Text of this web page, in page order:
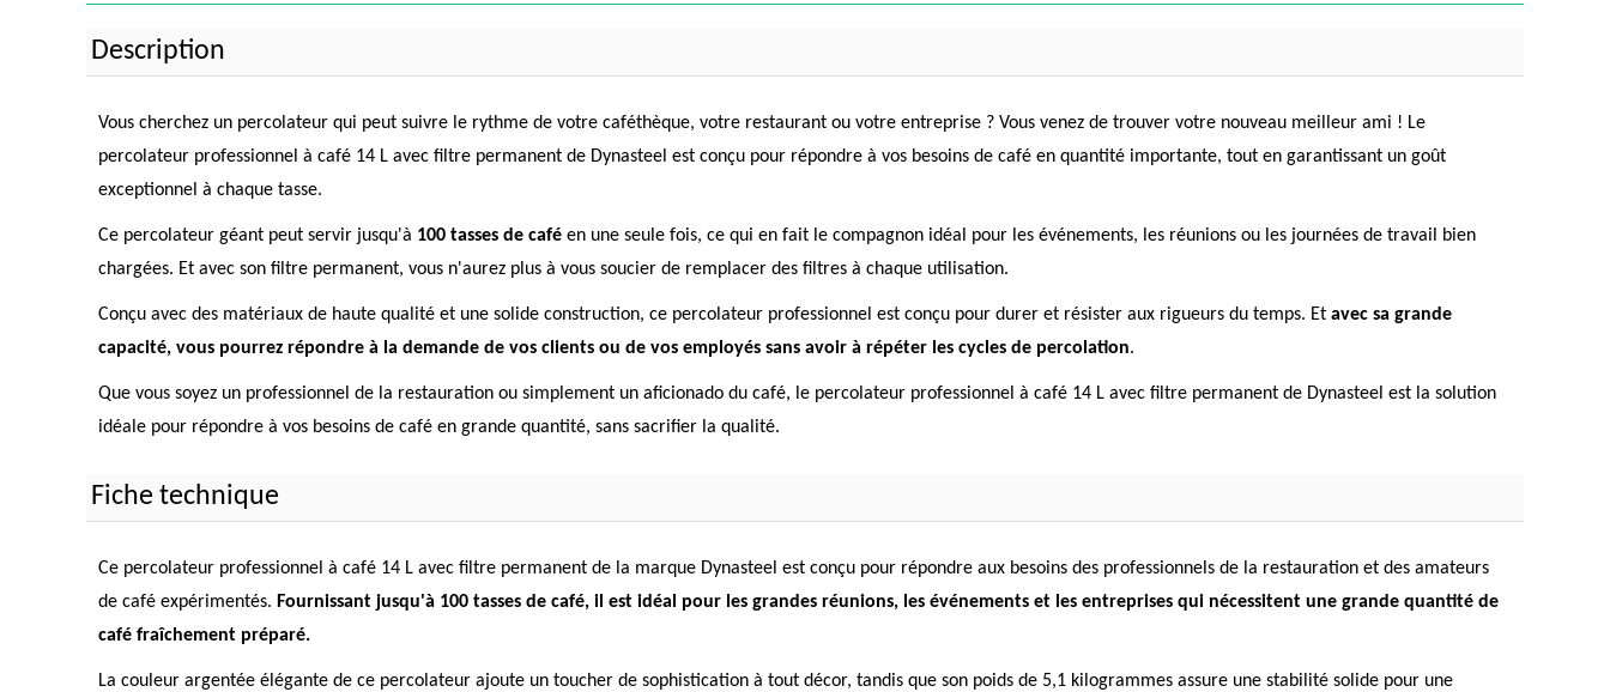
Description
Vous cherchez un percolateur qui peut suivre le rythme de votre caféthèque, votre restaurant ou votre entreprise ? Vous venez de trouver votre nouveau meilleur ami ! Le
percolateur professionnel à café 14 L avec filtre permanent de Dynasteel est conçu pour répondre à vos besoins de café en quantité importante, tout en garantissant un goût
exceptionnel à chaque tasse.
Ce percolateur géant peut servir jusqu'à 100 tasses de café en une seule fois, ce qui en fait le compagnon idéal pour les événements, les réunions ou les journées de travail bien
chargées. Et avec son filtre permanent, vous n'aurez plus à vous soucier de remplacer des filtres à chaque utilisation.
Conçu avec des matériaux de haute qualité et une solide construction, ce percolateur professionnel est conçu pour durer et résister aux rigueurs du temps. Et avec sa grande
capacité, vous pourrez répondre à la demande de vos clients ou de vos employés sans avoir à répéter les cycles de percolation.
Que vous soyez un professionnel de la restauration ou simplement un aficionado du café, le percolateur professionnel à café 14 L avec filtre permanent de Dynasteel est la solution
idéale pour répondre à vos besoins de café en grande quantité, sans sacrifier la qualité.
Fiche technique
Ce percolateur professionnel à café 14 L avec filtre permanent de la marque Dynasteel est conçu pour répondre aux besoins des professionnels de la restauration et des amateurs
de café expérimentés. Fournissant jusqu'à 100 tasses de café, il est idéal pour les grandes réunions, les événements et les entreprises qui nécessitent une grande quantité de
café fraîchement préparé.
La couleur argentée élégante de ce percolateur ajoute un toucher de sophistication à tout décor, tandis que son poids de 5,1 kilogrammes assure une stabilité solide pour une